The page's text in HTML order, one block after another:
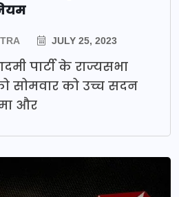
JULY 25, 2023
पार्टी के राज्यसभा
सोमवार को उच्च सदन
और